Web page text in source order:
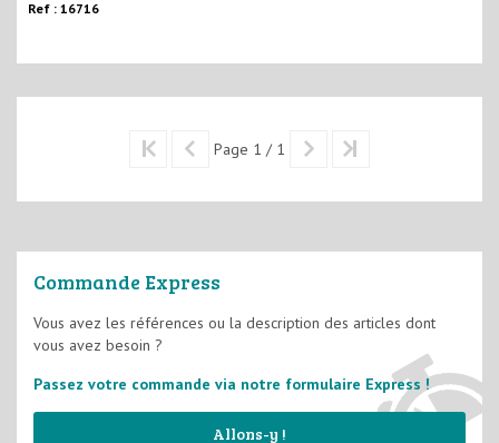
Ref : 16716
Page 1 / 1
Commande Express
Vous avez les références ou la description des articles dont
vous avez besoin ?
Passez votre commande via notre formulaire Express !
Allons-y !